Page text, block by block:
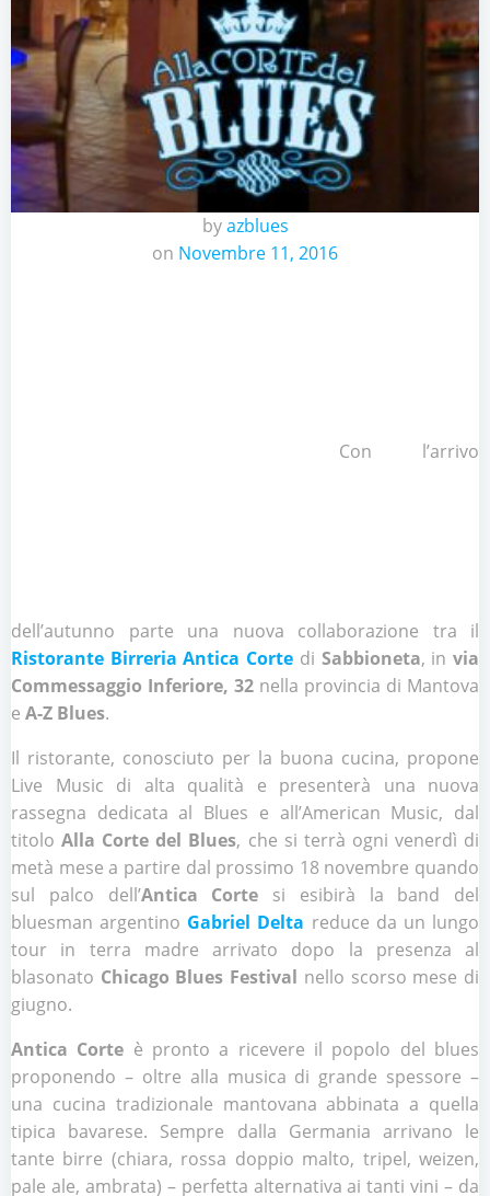
byazblues
on Novembre 11, 2016
Con l’arrivo
dell’autunno parte una nuova collaborazione tra il
Ristorante Birreria Antica Corte di Sabbioneta, invia
Commessaggio Inferiore, 32 nella provincia di Mantova
e A-Z Blues.
Il ristorante, conosciuto per la buona cucina, propone
Live Music di alta qualità e presenterà una nuova
rassegna dedicata al Blues e all’American Music, dal
titoloAlla Corte del Blues, che si terrà ogni venerdì di
metà mese a partire dal prossimo 18 novembre quando
sul palco dell’Antica Corte si esibirà la band del
bluesman argentino Gabriel Delta reduce da un lungo
tour in terra madre arrivato dopo la presenza al
blasonato Chicago Blues Festival nello scorso mese di
giugno.
Antica Corte è pronto a ricevere il popolo del blues
proponendo – oltre alla musica di grande spessore –
una cucina tradizionale mantovana abbinata a quella
tipica bavarese. Sempre dalla Germania arrivano le
tante birre (chiara, rossa doppio malto, tripel, weizen,
pale ale, ambrata) – perfetta alternativa ai tanti vini – da